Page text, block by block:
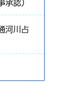
承認）
河川占